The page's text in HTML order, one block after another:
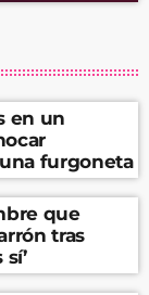
en un
furgoneta
que
tras